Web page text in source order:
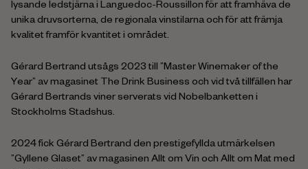
lysande ledstjärna i Languedoc-Roussillon för att framhäva de
unika druvsorterna, de regionala vinstilarna och för att främja
kvalitet framför kvantitet i området.
Gérard Bertrand utsågs 2023 till ”Master Winemaker of the
Year” av magasinet The Drink Business och vid två tillfällen har
Gérard Bertrands viner serverats vid Nobelbanketten i
Stockholms Stadshus.
2024 fick Gérard Bertrand den prestigefyllda utmärkelsen
”Gyllene Glaset” av magasinen Allt om Vin och Allt om Mat med